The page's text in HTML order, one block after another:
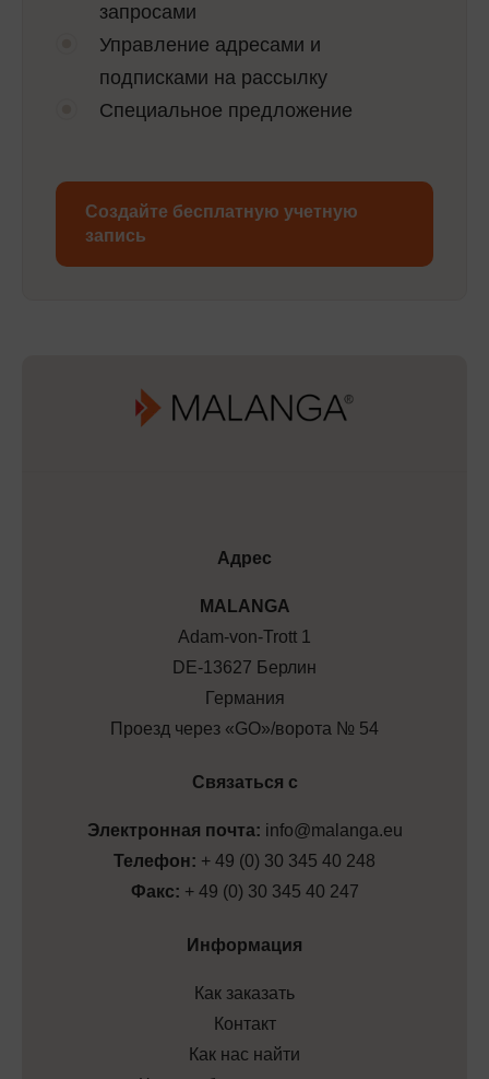
запросами
Управление адресами и
подписками на рассылку
Специальное предложение
Создайте бесплатную учетную
запись
Адрес
МALANGA
Adam-von-Trott 1
DE-13627 Берлин
Германия
Проезд через «GO»/ворота № 54
Связаться с
Электронная почта: info@malanga.eu
Телефон: + 49 (0) 30 345 40 248
Факс: + 49 (0) 30 345 40 247
Информация
Как заказать
Контакт
Как нас найти